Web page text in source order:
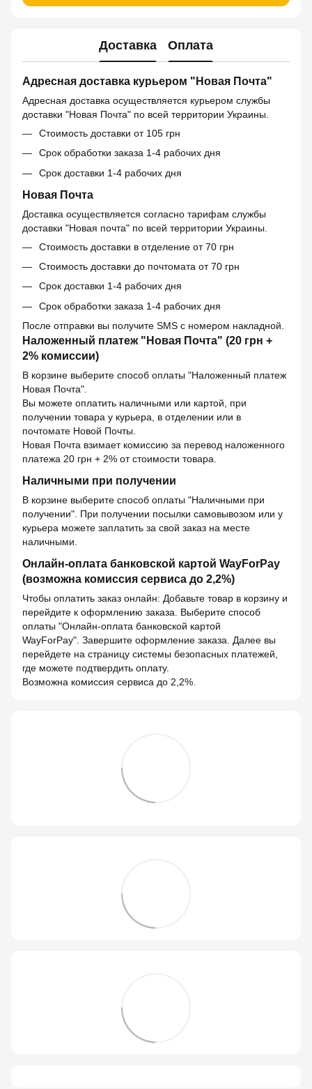
Доставка Оплата
Адресная доставка курьером "Новая Почта"
Адресная доставка осуществляется курьером службы
доставки "Новая Почта" по всей территории Украины.
Стоимость доставки от 105 грн
Срок обработки заказа 1-4 рабочих дня
Срок доставки 1-4 рабочих дня
Новая Почта
Доставка осуществляется согласно тарифам службы
доставки "Новая почта" по всей территории Украины.
Стоимость доставки в отделение от 70 грн
Стоимость доставки до почтомата от 70 грн
Срок доставки 1-4 рабочих дня
Срок обработки заказа 1-4 рабочих дня
После отправки вы получите SMS с номером накладной.
Наложенный платеж "Новая Почта" (20 грн +
2% комиссии)
В корзине выберите способ оплаты "Наложенный платеж
Новая Почта".
Вы можете оплатить наличными или картой, при
получении товара у курьера, в отделении или в
почтомате Новой Почты.
Новая Почта взимает комиссию за перевод наложенного
платежа 20 грн + 2% от стоимости товара.
Наличными при получении
В корзине выберите способ оплаты "Наличными при
получении". При получении посылки самовывозом или у
курьера можете заплатить за свой заказ на месте
наличными.
Онлайн-оплата банковской картой WayForPay
(возможна комиссия сервиса до 2,2%)
Чтобы оплатить заказ онлайн: Добавьте товар в корзину и
перейдите к оформлению заказа. Выберите способ
оплаты "Онлайн-оплата банковской картой
WayForPay". Завершите оформление заказа. Далее вы
перейдете на страницу системы безопасных платежей,
где можете подтвердить оплату.
Возможна комиссия сервиса до 2,2%.